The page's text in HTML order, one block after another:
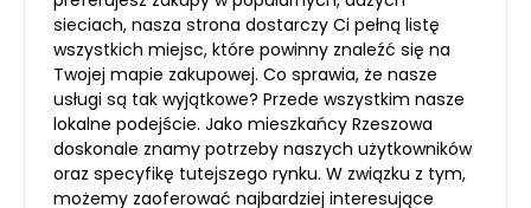
sieciach, nasza strona dostarczy Ci pełną listę
wszystkich miejsc, które powinny znaleźć się na
Twojej mapie zakupowej. Co sprawia, że nasze
usługi są tak wyjątkowe? Przede wszystkim nasze
lokalne podejście. Jako mieszkańcy Rzeszowa
doskonale znamy potrzeby naszych użytkowników
oraz specyfikę tutejszego rynku. W związku z tym,
możemy zaoferować najbardziej interesujące